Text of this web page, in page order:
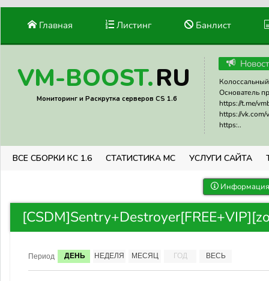
Главная Листинг Банлист
VM-BOOST.RU
Мониторинг и Раскрутка серверов CS 1.6
Основатель
https://t.me/
https://vk.com/
https:..
ВСЕ СБОРКИ КС 1.6 СТАТИСТИКА МС УСЛУГИ САЙТА
Период ДЕНЬ НЕДЕЛЯ МЕСЯЦ ГОД ВЕСЬ